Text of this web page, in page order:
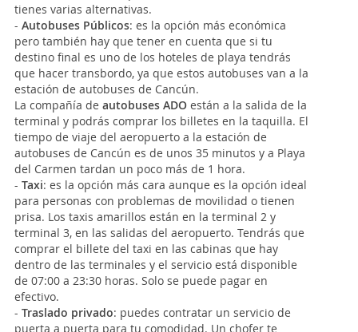
tienes varias alternativas.
- Autobuses Públicos: es la opción más económica
pero también hay que tener en cuenta que si tu
destino final es uno de los hoteles de playa tendrás
que hacer transbordo, ya que estos autobuses van a la
estación de autobuses de Cancún.
La compañía de autobuses ADO están a la salida de la
terminal y podrás comprar los billetes en la taquilla. El
tiempo de viaje del aeropuerto a la estación de
autobuses de Cancún es de unos 35 minutos y a Playa
del Carmen tardan un poco más de 1 hora.
- Taxi: es la opción más cara aunque es la opción ideal
para personas con problemas de movilidad o tienen
prisa. Los taxis amarillos están en la terminal 2 y
terminal 3, en las salidas del aeropuerto. Tendrás que
comprar el billete del taxi en las cabinas que hay
dentro de las terminales y el servicio está disponible
de 07:00 a 23:30 horas. Solo se puede pagar en
efectivo.
- Traslado privado: puedes contratar un servicio de
puerta a puerta para tu comodidad. Un chofer te